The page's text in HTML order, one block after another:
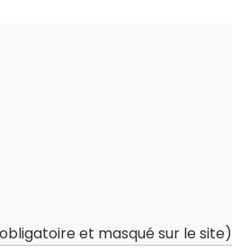
et masqué sur le site)